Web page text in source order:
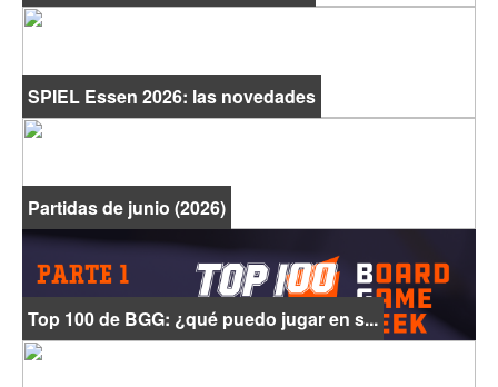
SPIEL Essen 2026: las novedades
Partidas de junio (2026)
Top 100 de BGG: ¿qué puedo jugar en s...